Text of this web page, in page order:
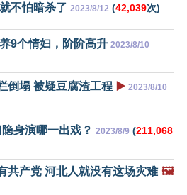
不怕暗杀了 2023/8/12 (42,039次)
9个情妇，阶阶高升 2023/8/10
倒塌 被疑豆腐渣工程 ▶️ 2023/8/10
身演哪一出戏？ 2023/8/9 (211,068
共产党 河北人就没有这场灾难 🖼️